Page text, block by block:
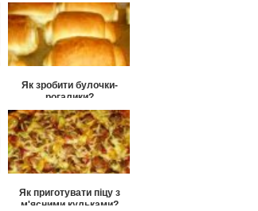
Як зробити булочки-
рогалики?
Як приготувати піцу з
м'ясними кульками?